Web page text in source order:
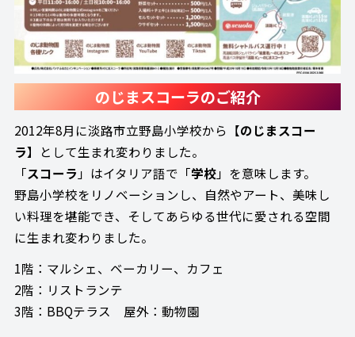
のじまスコーラのご紹介
2012年8月に淡路市立野島小学校から【のじまスコー
ラ】として生まれ変わりました。
「スコーラ 」はイタリア語で「学校」を意味します。
野島小学校をリノベーションし、自然やアート、美味し
い料理を堪能でき、そしてあらゆる世代に愛される空間
に生まれ変わりました。
1階：マルシェ、ベーカリー、カフェ
2階：リストランテ
3階：BBQテラス 屋外：動物園